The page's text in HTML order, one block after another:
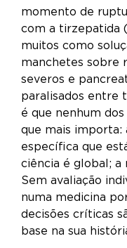
momento de
com a tirzepatida
muitos como
manchetes sobre
severos e
paralisados entre
é que nenhum
que mais importa:
específica que
ciência é global; a
Sem avaliação
numa medicina
decisões críticas
base na sua